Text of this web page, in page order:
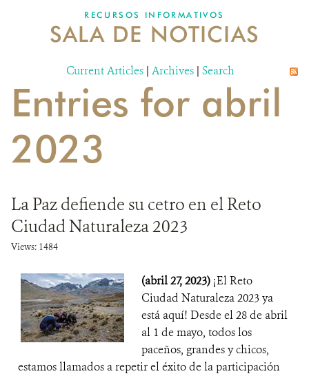
NOSOTROS
DONA
RECURSOS INFORMATIVOS
SALA DE NOTICIAS
Current Articles | Archives | Search
Entries for abril
2023
La Paz defiende su cetro en el Reto
Ciudad Naturaleza 2023
Views: 1484
(abril 27, 2023) ¡El Reto
Ciudad Naturaleza 2023 ya
está aquí! Desde el 28 de abril
al 1 de mayo, todos los
paceños, grandes y chicos,
estamos llamados a repetir el éxito de la participación